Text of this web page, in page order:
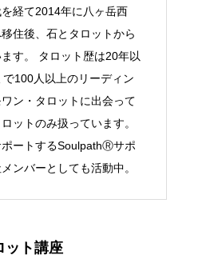
経て2014年に八ヶ岳西
住後、石とタロットから
す。 タロット歴は20年以
で100人以上のリーディン
ン・タロットに出会って
ットのみ扱っています。
ートするSoulpathⓇサポ
ンバーとしても活動中。
ット講座